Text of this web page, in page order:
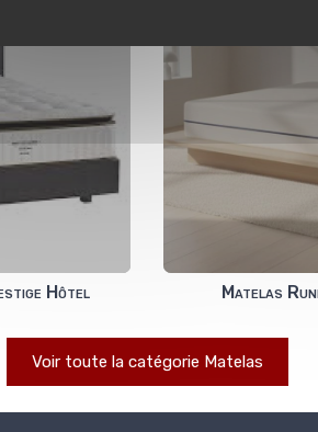
Hôtel Matelas
Voir toute la catégorie Matelas